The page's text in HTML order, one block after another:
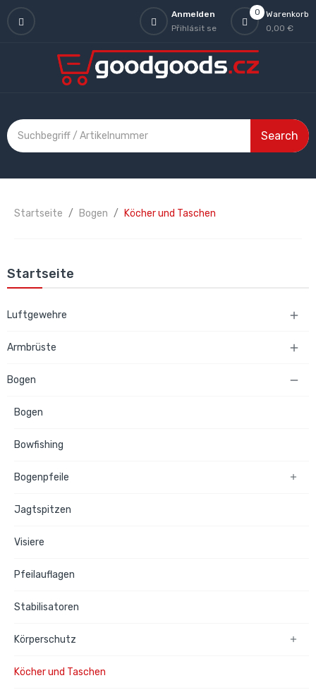
0
Warenkorb
0,00 €
Anmelden
Přihlásit se
Search
Startseite Bogen Köcher und Taschen
Startseite
Luftgewehre 
Armbrüste 
Bogen 
Bogen
Bowfishing
Bogenpfeile 
Jagtspitzen
Visiere
Pfeilauflagen
Stabilisatoren
Körperschutz 
Köcher und Taschen